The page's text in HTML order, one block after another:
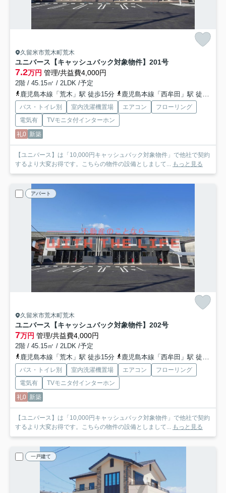
久留米市荒木町荒木
ユニバース【キャッシュバック対象物件】 201号
7.2万円 管理/共益費4,000円
2階 / 45.15㎡ / 2LDK /予定
鹿児島本線「荒木」駅 徒歩15分
鹿児島本線「西牟田」駅 徒歩33分
バス・トイレ別 室内洗濯機置場 エアコン
フローリング
電気有
TVモニタ付インターホン
礼0 新築
【ユニバース】は「10,000円キャッシュバック対象物件」で他社で契約
するより大変お得です。こちらの物件の設備としまして...
もっと見る
アパート
久留米市荒木町荒木
ユニバース【キャッシュバック対象物件】 202号
7万円 管理/共益費4,000円
2階 / 45.15㎡ / 2LDK /予定
鹿児島本線「荒木」駅 徒歩15分
鹿児島本線「西牟田」駅 徒歩33分
バス・トイレ別 室内洗濯機置場 エアコン
フローリング
電気有
TVモニタ付インターホン
礼0 新築
【ユニバース】は「10,000円キャッシュバック対象物件」で他社で契約
するより大変お得です。こちらの物件の設備としまして...
もっと見る
一戸建て